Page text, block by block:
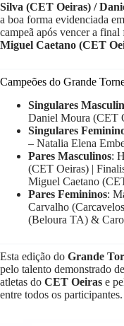
Silva (CET Oeiras) /
a boa forma evidenciada
campeã após vencer a final
Miguel Caetano (CET
Campeões do Grande
Singulares
Daniel Moura (CET
Singulares
– Natalia Elena
Pares Masculinos:
(CET Oeiras) |
Miguel Caetano
Pares Femininos:
Carvalho
(Beloura TA) &
Esta edição do Grande
pelo talento demonstrado
atletas do CET Oeiras e
entre todos os participantes.